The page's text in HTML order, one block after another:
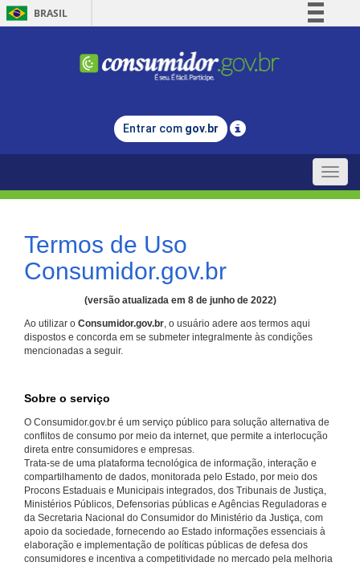
BRASIL
Comunica BR
Legislação
Entrar com gov.br
Toggle
Termos de Uso
Consumidor.gov.br
(versão atualizada em 8 de junho de 2022)
Ao utilizar o Consumidor.gov.br, o usuário adere aos termos aqui
dispostos e concorda em se submeter integralmente às condições
mencionadas a seguir.
Sobre o serviço
O Consumidor.gov.br é um serviço público para solução alternativa de
conflitos de consumo por meio da internet, que permite a interlocução
direta entre consumidores e empresas.
Trata-se de uma plataforma tecnológica de informação, interação e
compartilhamento de dados, monitorada pelo Estado, por meio dos
Procons Estaduais e Municipais integrados, dos Tribunais de Justiça,
Ministérios Públicos, Defensorias públicas e Agências Reguladoras e
da Secretaria Nacional do Consumidor do Ministério da Justiça, com
apoio da sociedade, fornecendo ao Estado informações essenciais à
elaboração e implementação de políticas públicas de defesa dos
consumidores e incentiva a competitividade no mercado pela melhoria